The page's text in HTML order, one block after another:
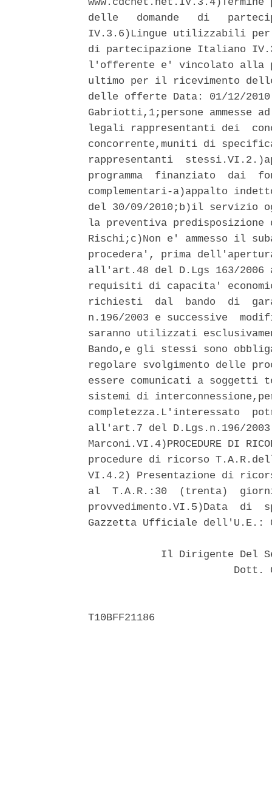
delle   domande   di
IV.3.6)Lingue utilizzabili per
di partecipazione Italiano
l'offerente e' vincolato alla
ultimo per il ricevimento
delle offerte Data: 01/12/2010
Gabriotti,1;persone
legali rappresentanti dei
concorrente,muniti di
rappresentanti
programma  finanziato  dai
complementari-a)appalto
del 30/09/2010;b)il servizio
la preventiva predisposizione
Rischi;c)Non e' ammesso il
procedera', prima
all'art.48 del D.Lgs 163/
requisiti di capacita'
richiesti  dal  bando  di
n.196/2003 e successive
saranno utilizzati
Bando,e gli stessi sono
regolare svolgimento delle
essere comunicati a
sistemi di
all'art.7 del D.Lgs.n.196/
Marconi.VI.4)PROCEDURE DI
procedure di ricorso
VI.4.2) Presentazione di
al  T.A.R.:30  (trenta)
provvedimento.VI.5)Data  di
Gazzetta Ufficiale dell'U.E.:
Il Dirigente Del